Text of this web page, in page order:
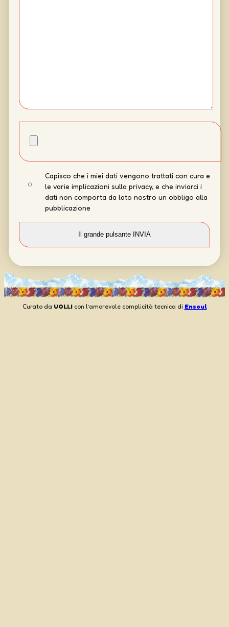
Capisco che i miei dati vengono trattati con cura e
le varie implicazioni sulla privacy, e che inviarci i
dati non comporta da lato nostro un obbligo alla
pubblicazione
Curato da UOLLIcon l’amorevole complicità tecnica di Ensoul